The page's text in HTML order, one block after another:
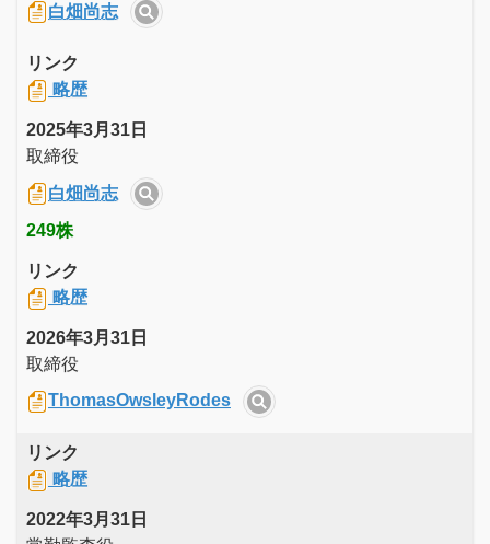
白畑尚志
リンク
略歴
2025年3月31日
取締役
白畑尚志
249株
リンク
略歴
2026年3月31日
取締役
ThomasOwsleyRodes
リンク
略歴
2022年3月31日